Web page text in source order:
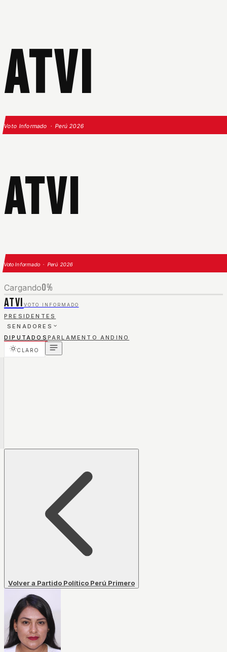
ATVI
Voto Informado · Perú 2026
ATVI
Voto Informado · Perú 2026
Cargando0%
ATVI VOTO INFORMADO
PRESIDENTES
SENADORES
DIPUTADOS PARLAMENTO ANDINO
CLARO
Volver a Partido Político Perú Primero